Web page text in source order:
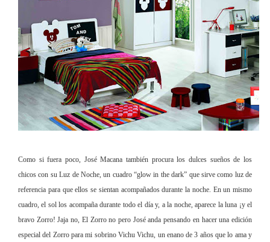
Como si fuera poco, José Macana también procura los dulces sueños de los
chicos con su Luz de Noche, un cuadro “glow in the dark” que sirve como luz de
referencia para que ellos se sientan acompañados durante la noche. En un mismo
cuadro, el sol los acompaña durante todo el día y, a la noche, aparece la luna ¡y el
bravo Zorro! Jaja no, El Zorro no pero José anda pensando en hacer una edición
especial del Zorro para mi sobrino Vichu Vichu, un enano de 3 años que lo ama y